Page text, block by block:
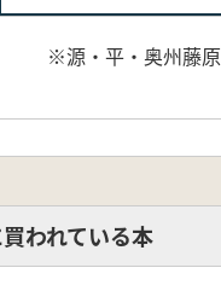
※源・平・奥州藤原
われている本